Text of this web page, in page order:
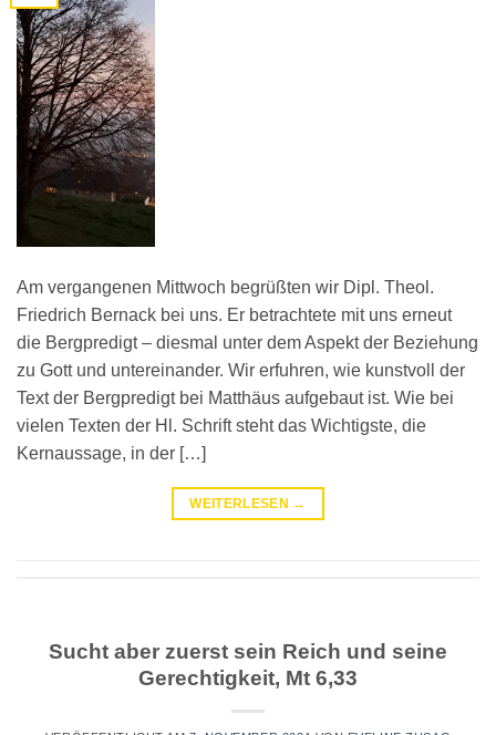
Am vergangenen Mittwoch begrüßten wir Dipl. Theol.
Friedrich Bernack bei uns. Er betrachtete mit uns erneut
die Bergpredigt – diesmal unter dem Aspekt der Beziehung
zu Gott und untereinander. Wir erfuhren, wie kunstvoll der
Text der Bergpredigt bei Matthäus aufgebaut ist. Wie bei
vielen Texten der Hl. Schrift steht das Wichtigste, die
Kernaussage, in der […]
WEITERLESEN →
Sucht aber zuerst sein Reich und seine
Gerechtigkeit, Mt 6,33